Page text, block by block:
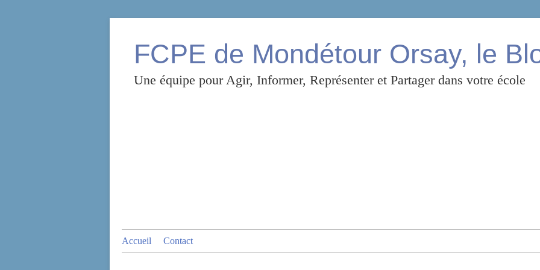
FCPE de Mondétour Orsay, le
Une équipe pour Agir, Informer, Représenter et Partager dans votre école
Accueil Contact